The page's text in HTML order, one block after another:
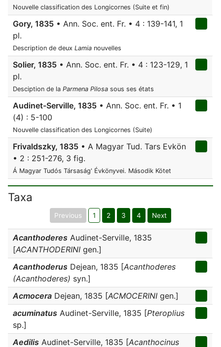
Nouvelle classification des Longicornes (Suite et fin)
Gory, 1835 • Ann. Soc. ent. Fr. • 4 : 139-141, 1
pl.
Description de deux Lamia nouvelles
Solier, 1835 • Ann. Soc. ent. Fr. • 4 : 123-129, 1
pl.
Desciption de la Parmena Pilosa sous ses états
Audinet-Serville, 1835 • Ann. Soc. ent. Fr. • 1
(4) : 5-100
Nouvelle classification des Longicornes (Suite)
Frivaldszky, 1835 • A Magyar Tud. Tars Evkön
• 2 : 251-276, 3 fig.
Á Magyar Tudós Társaság' Évkönyvei. Második Kötet
Taxa
Previous 1 2 3 4 Next
Acanthoderes Audinet-Serville, 1835
[ACANTHODERINI gen.]
Acanthoderus Dejean, 1835 [Acanthoderes
(Acanthoderes) syn.]
Acmocera Dejean, 1835 [ACMOCERINI gen.]
acuminatus Audinet-Serville, 1835 [Pteroplius
sp.]
Aedilis Audinet-Serville, 1835 [Acanthocinus